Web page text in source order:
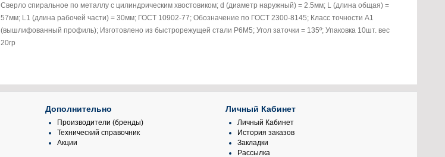
Сверло спиральное по металлу с цилиндрическим хвостовиком; d (диаметр наружный) = 2.5мм; L (длина общая) =
57мм; L1 (длина рабочей части) = 30мм; ГОСТ 10902-77; Обозначение по ГОСТ 2300-8145; Класс точности A1
(вышлифованный профиль); Изготовлено из быстрорежущей стали Р6М5; Угол заточки = 135º; Упаковка 10шт. вес
20гр
Дополнительно
Производители (бренды)
Технический справочник
Акции
Личный Кабинет
Личный Кабинет
История заказов
Закладки
Рассылка